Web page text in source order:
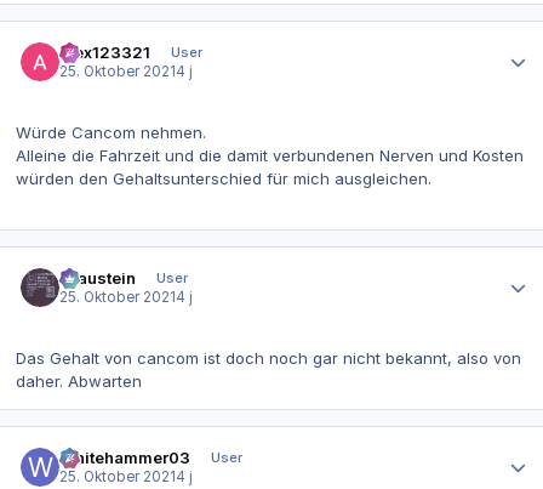
alex123321
User
25. Oktober 2021 4 j
Würde Cancom nehmen.
Alleine die Fahrzeit und die damit verbundenen Nerven und Kosten
würden den Gehaltsunterschied für mich ausgleichen.
Graustein
User
25. Oktober 2021 4 j
Das Gehalt von cancom ist doch noch gar nicht bekannt, also von
daher. Abwarten
Whitehammer03
User
25. Oktober 2021 4 j